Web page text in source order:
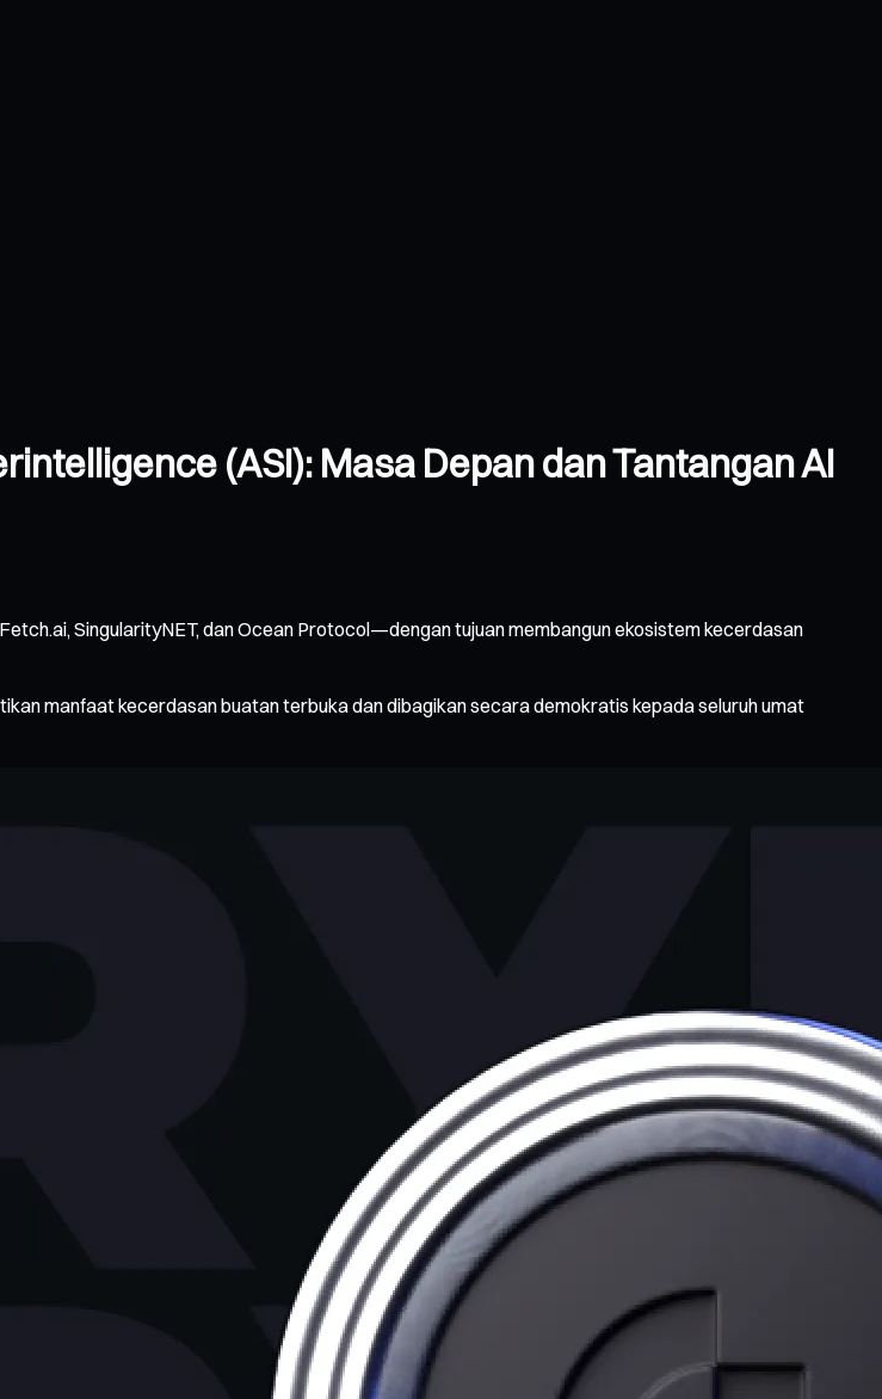
(ASI): Masa Depan dan Tantangan AI
SingularityNET, dan Ocean Protocol—dengan tujuan membangun ekosistem kecerdasan
manfaat kecerdasan buatan terbuka dan dibagikan secara demokratis kepada seluruh umat